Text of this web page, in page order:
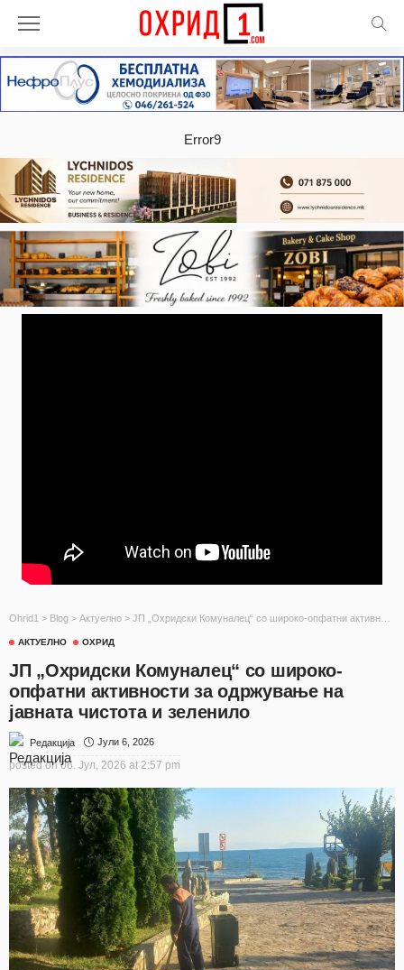
Error9
Ohrid1 > Blog > Актуелно > ЈП „Охридски Комуналец“ со широко-опфатни активности за одржување на јавната чистота и зеленило
АКТУЕЛНО ОХРИД
ЈП „Охридски Комуналец“ со широко-
опфатни активности за одржување на
јавната чистота и зеленило
Редакција Јули 6, 2026
posted on 06. Јул, 2026 at 2:57 pm